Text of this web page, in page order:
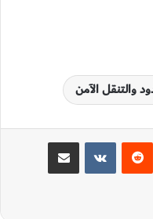
والتنقل الآمن
بينتيريست